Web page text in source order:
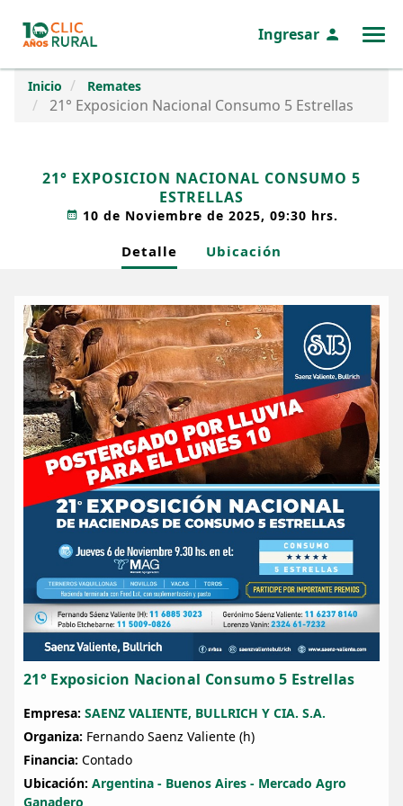
Ingresar
Inicio Remates
21° Exposicion Nacional Consumo 5 Estrellas
21° EXPOSICION NACIONAL CONSUMO 5
ESTRELLAS
10 de Noviembre de 2025, 09:30 hrs.
Detalle Ubicación
21° Exposicion Nacional Consumo 5 Estrellas
Empresa: SAENZ VALIENTE, BULLRICH Y CIA. S.A.
Organiza: Fernando Saenz Valiente (h)
Financia: Contado
Ubicación: Argentina - Buenos Aires - Mercado Agro
Ganadero